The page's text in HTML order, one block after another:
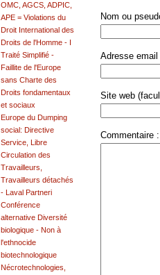
Nom ou
Adresse email
Site web
Commentaire :
OMC, AGCS, ADPIC,
APE = Violations du
Droit International des
Droits de l'Homme - I
Traité Simplifié -
Faillite de l'Europe
sans Charte des
Droits fondamentaux
et sociaux
Europe du Dumping
social: Directive
Service, Libre
Circulation des
Travailleurs,
Travailleurs détachés
- Laval Partneri
Conférence
alternative Diversité
biologique - Non à
l'ethnocide
biotechnologique
Nécrotechnologies,